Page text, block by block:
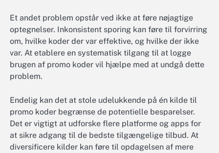
Et andet problem opstår ved ikke at føre nøjagtige
optegnelser. Inkonsistent sporing kan føre til forvirring
om, hvilke koder der var effektive, og hvilke der ikke
var. At etablere en systematisk tilgang til at logge
brugen af promo koder vil hjælpe med at undgå dette
problem.
Endelig kan det at stole udelukkende på én kilde til
promo koder begrænse de potentielle besparelser.
Det er vigtigt at udforske flere platforme og apps for
at sikre adgang til de bedste tilgængelige tilbud. At
diversificere kilder kan føre til opdagelsen af mere